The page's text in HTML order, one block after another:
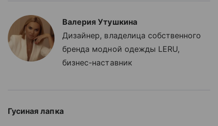
Валерия Утушкина
Дизайнер, владелица собственного
бренда модной одежды LERU,
бизнес-наставник
Гусиная лапка